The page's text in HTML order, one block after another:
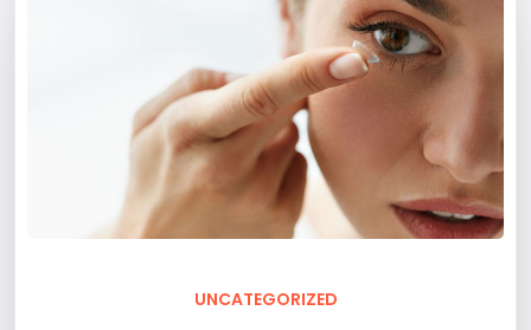
UNCATEGORIZED